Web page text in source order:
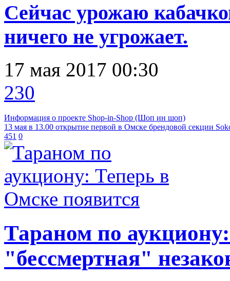
Сейчас урожаю
ничего не угрожает.
17 мая 2017 00:30
230
Информация о проекте Shop-in-Shop (Шоп ин шоп)
13 мая в 13.00 открытие первой в Омске брендовой секции
451 0
Тараном по
"бессмертная"